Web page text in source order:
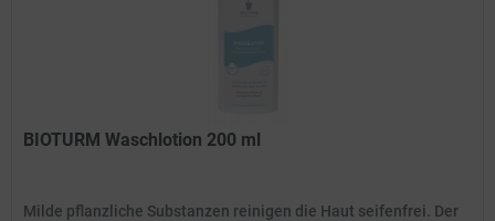
BIOTURM Waschlotion 200 ml
Milde pflanzliche Substanzen reinigen die Haut seifenfrei. Der